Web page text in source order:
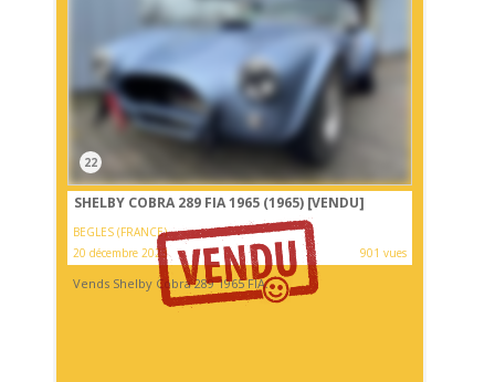
22
SHELBY COBRA 289 FIA 1965 (1965) [VENDU]
BEGLES (FRANCE)
20 décembre 2023
901 vues
Vends Shelby Cobra 289 1965 FIA.